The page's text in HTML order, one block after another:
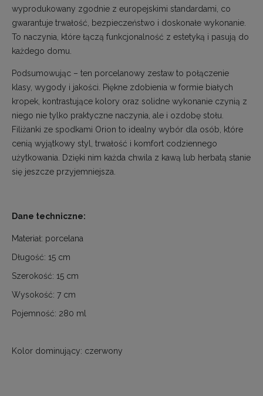
wyprodukowany zgodnie z europejskimi standardami, co
gwarantuje trwałość, bezpieczeństwo i doskonałe wykonanie.
To naczynia, które łączą funkcjonalność z estetyką i pasują do
każdego domu.
Podsumowując – ten porcelanowy zestaw to połączenie
klasy, wygody i jakości. Piękne zdobienia w formie białych
kropek, kontrastujące kolory oraz solidne wykonanie czynią z
niego nie tylko praktyczne naczynia, ale i ozdobę stołu.
Filiżanki ze spodkami Orion to idealny wybór dla osób, które
cenią wyjątkowy styl, trwałość i komfort codziennego
użytkowania. Dzięki nim każda chwila z kawą lub herbatą stanie
się jeszcze przyjemniejsza.
Dane techniczne:
Materiał: porcelana
Długość: 15 cm
Szerokość: 15 cm
Wysokość: 7 cm
Pojemność: 280 ml
Kolor dominujący: czerwony